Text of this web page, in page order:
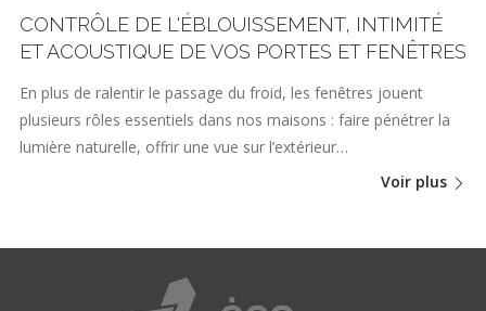
CONTRÔLE DE L'ÉBLOUISSEMENT, INTIMITÉ
ET ACOUSTIQUE DE VOS PORTES ET FENÊTRES
En plus de ralentir le passage du froid, les fenêtres jouent
plusieurs rôles essentiels dans nos maisons : faire pénétrer la
lumière naturelle, offrir une vue sur l’extérieur…
Voir plus